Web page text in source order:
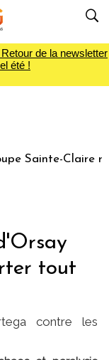
de la newsletter
été !
Sainte-Claire
tout
contre les